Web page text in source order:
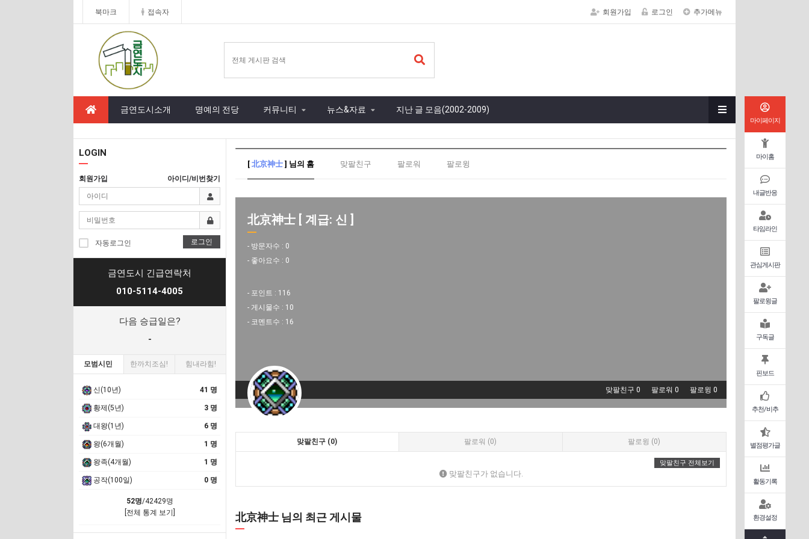
북마크 접속자 회원가입 로그인 추가메뉴
금연도시소개 명예의 전당 커뮤니티 뉴스&자료 지난 글 모음(2002-2009)
마이페이지
마이홈
내글반응
타임라인
관심게시판
팔로윙글
구독글
핀보드
추천/비추
별점평가글
활동기록
환경설정
LOGIN
회원가입 아이디/비번찾기
자동로그인 로그인
금연도시 긴급연락처
010-5114-4005
다음 승급일은?
-
모범시민 한까치조심! 힘내라힘!
신(10년) 41 명
황제(5년) 3 명
대왕(1년) 6 명
왕(6개월) 1 명
왕족(4개월) 1 명
공작(100일) 0 명
52명/42429명
[전체 통계 보기]
[ 北京神士 ] 님의 홈 맞팔친구 팔로워 팔로윙
北京神士 [ 계급: 신 ]
- 방문자수 : 0
- 좋아요수 : 0
- 포인트 : 116
- 게시물수 : 10
- 코멘트수 : 16
맞팔친구 0 팔로워 0 팔로윙 0
맞팔친구 (0) 팔로워 (0) 팔로윙 (0)
맞팔친구 전체보기
맞팔친구가 없습니다.
北京神士 님의 최근 게시물